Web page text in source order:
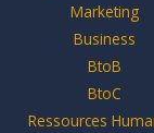
Marketing
Business
BtoB
BtoC
Ressources